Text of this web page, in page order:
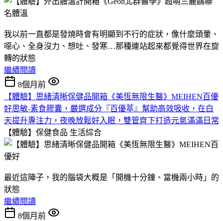
我以前一直都是發燒時會有明顯到不行的症狀，像什麼頭暈、
噁心、全身沒力、想吐、發寒…那種連站起來都覺得世界在旋
轉的狀態
繼續閱讀
8個月前
【體驗】思緒清晰保健品開箱《美恆無限生醫》MEIHEN百優
好思敏-素食膠囊，嚴選成分『百優萃』幫助高效吸收，在白
天提升專注力，夜晚放鬆好入眠，雙管齊下打造元氣滿滿日常
【體驗】保健食品 生活綜合
最近這陣子，我的腦袋大概是「開機十分鐘、當機兩小時」的
狀態
繼續閱讀
8個月前